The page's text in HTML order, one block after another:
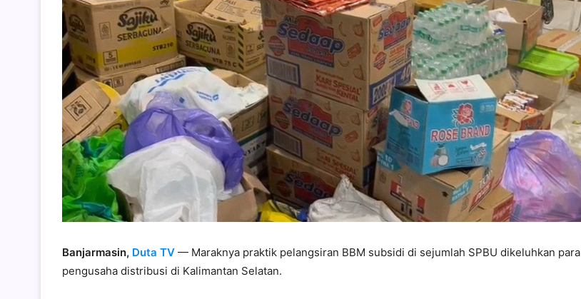
Banjarmasin, Duta TV — Maraknya praktik pelangsiran BBM subsidi di sejumlah SPBU dikeluhkan para
pengusaha distribusi di Kalimantan Selatan.